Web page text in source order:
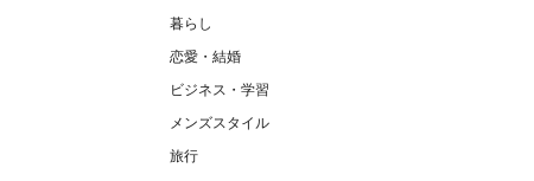
暮らし
恋愛・結婚
ビジネス・学習
メンズスタイル
旅行